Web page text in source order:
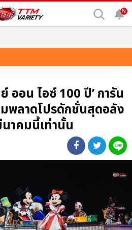
N
ออน ไอซ์ 100 ปี’ การัน
มพลาดโปรดักชั่นสุดอลัง
าคมนี้เท่านั้น